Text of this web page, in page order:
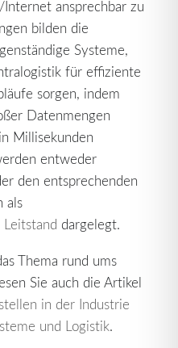
ansprechbar zu
bilden die
Systeme,
für effiziente
sorgen, indem
Datenmengen
Millisekunden
entweder
den entsprechenden
als
Leitstand dargelegt.
Thema rund ums
Sie auch die Artikel
in der Industrie
und Logistik.